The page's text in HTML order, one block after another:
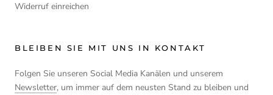
Widerruf einreichen
BLEIBEN SIE MIT UNS IN KONTAKT
Folgen Sie unseren Social Media Kanälen und unserem
Newsletter, um immer auf dem neusten Stand zu bleiben und